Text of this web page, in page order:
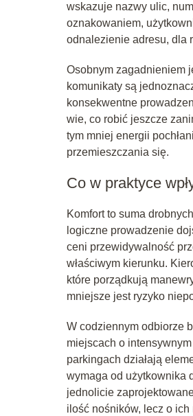
wskazuje nazwy ulic,
oznakowaniem,
odnalezienie adresu, dla
Osobnym zagadnieniem
komunikaty są
konsekwentne
wie, co robić jeszcze
tym mniej energii
przemieszczania się.
Co w praktyce
Komfort to suma
logiczne prowadzenie
ceni przewidywalność
właściwym kierunku.
które porządkują
mniejsze jest ryzyko
W codziennym odbiorze
miejscach o
parkingach działają
wymaga od użytkownika
jednolicie
ilość nośników, lecz o